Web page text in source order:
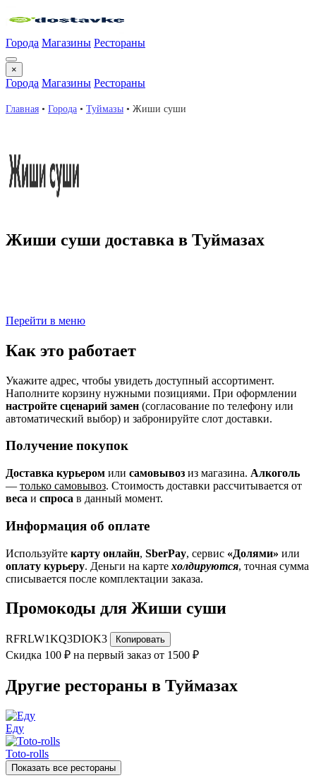
Города Магазины Рестораны
×
Города Магазины Рестораны
Главная • Города • Туймазы • Жиши суши
Жиши суши доставка в Туймазах
Перейти в меню
Как это работает
Укажите адрес, чтобы увидеть доступный ассортимент.
Наполните корзину нужными позициями. При оформлении
настройте сценарий замен (согласование по телефону или
автоматический выбор) и забронируйте слот доставки.
Получение покупок
Доставка курьером или самовывоз из магазина. Алкоголь
— только самовывоз. Стоимость доставки рассчитывается от
веса и спроса в данный момент.
Информация об оплате
Используйте карту онлайн, SberPay, сервис «Долями» или
оплату курьеру. Деньги на карте холдируются, точная сумма
списывается после комплектации заказа.
Промокоды для Жиши суши
RFRLW1KQ3DIOK3 Копировать
Скидка 100 ₽ на первый заказ от 1500 ₽
Другие рестораны в Туймазах
Еду
Toto-rolls
Показать все рестораны